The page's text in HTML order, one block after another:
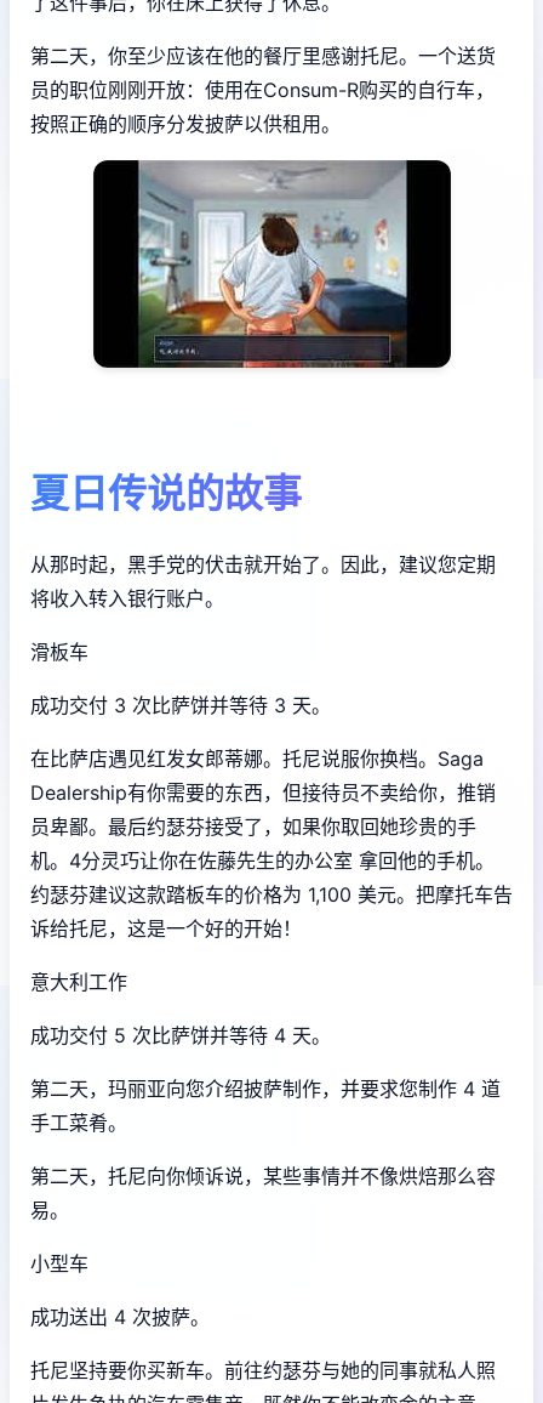
第二天，你至少应该在他的餐厅里感谢托尼。一个送货
员的职位刚刚开放：使用在Consum-R购买的自行车，
按照正确的顺序分发披萨以供租用。
夏日传说的故事
从那时起，黑手党的伏击就开始了。因此，建议您定期
将收入转入银行账户。
滑板车
成功交付 3 次比萨饼并等待 3 天。
在比萨店遇见红发女郎蒂娜。托尼说服你换档。Saga
Dealership有你需要的东西，但接待员不卖给你，推销
员卑鄙。最后约瑟芬接受了，如果你取回她珍贵的手
机。4分灵巧让你在佐藤先生的办公室 拿回他的手机。
约瑟芬建议这款踏板车的价格为 1,100 美元。把摩托车告
诉给托尼，这是一个好的开始！
意大利工作
成功交付 5 次比萨饼并等待 4 天。
第二天，玛丽亚向您介绍披萨制作，并要求您制作 4 道
手工菜肴。
第二天，托尼向你倾诉说，某些事情并不像烘焙那么容
易。
小型车
成功送出 4 次披萨。
托尼坚持要你买新车。前往约瑟芬与她的同事就私人照